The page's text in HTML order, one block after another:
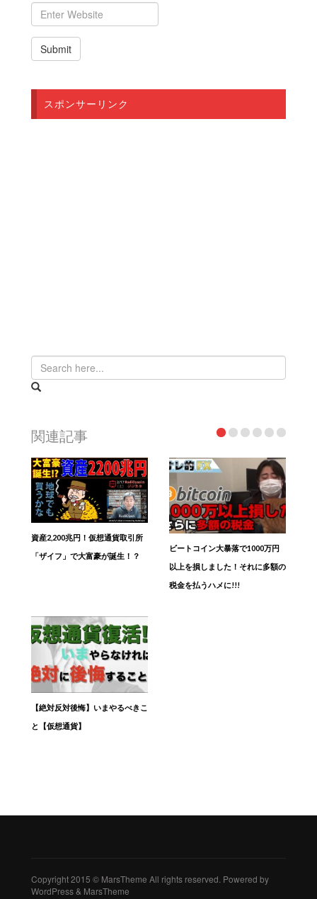
スポンサーリンク
関連記事
資産2,200兆円！仮想通貨取引所
「ザイフ」で大富豪が誕生！？
ビートコイン大暴落で1000万円
以上を損しました！それに多額の
税金を払うハメに!!!
【絶対反対後悔】いまやるべきこ
と【仮想通貨】
Copyright 2015 © MarsTheme All rights reserved. Powered by
WordPress & MarsTheme